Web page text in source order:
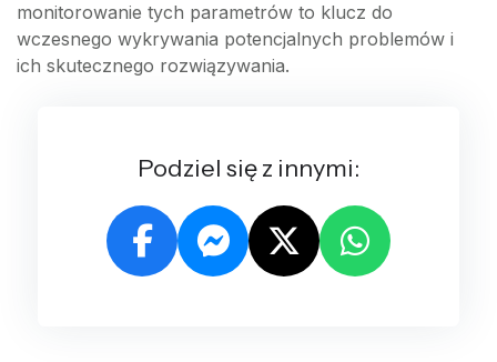
monitorowanie tych parametrów to klucz do
wczesnego wykrywania potencjalnych problemów i
ich skutecznego rozwiązywania.
Podziel się z innymi: